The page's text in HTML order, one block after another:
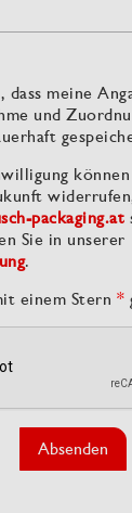
meine
und
packaging.at
Sie in unserer
.
einem Stern *
Absenden